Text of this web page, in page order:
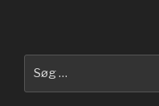
efter: